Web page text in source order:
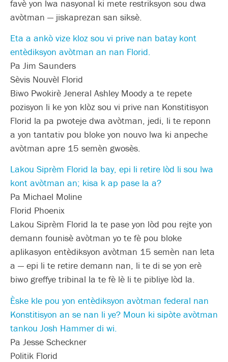
favè yon lwa nasyonal ki mete restriksyon sou dwa
avòtman — jiskaprezan san siksè.
Eta a ankò vize kloz sou vi prive nan batay kont
entèdiksyon avòtman an nan Florid.
Pa Jim Saunders
Sèvis Nouvèl Florid
Biwo Pwokirè Jeneral Ashley Moody a te repete
pozisyon li ke yon klòz sou vi prive nan Konstitisyon
Florid la pa pwoteje dwa avòtman, jedi, li te reponn
a yon tantativ pou bloke yon nouvo lwa ki anpeche
avòtman apre 15 semèn gwosès.
Lakou Siprèm Florid la bay, epi li retire lòd li sou lwa
kont avòtman an; kisa k ap pase la a?
Pa Michael Moline
Florid Phoenix
Lakou Siprèm Florid la te pase yon lòd pou rejte yon
demann founisè avòtman yo te fè pou bloke
aplikasyon entèdiksyon avòtman 15 semèn nan leta
a — epi li te retire demann nan, li te di se yon erè
biwo greffye tribinal la te fè lè li te pibliye lòd la.
Èske kle pou yon entèdiksyon avòtman federal nan
Konstitisyon an se nan li ye? Moun ki sipòte avòtman
tankou Josh Hammer di wi.
Pa Jesse Scheckner
Politik Florid